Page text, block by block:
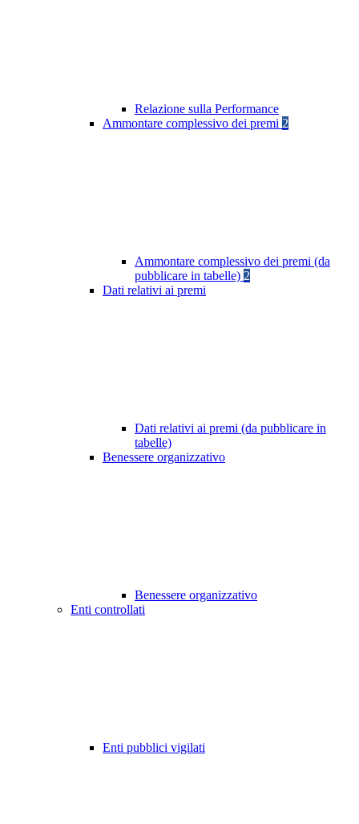
Relazione sulla Performance
Ammontare complessivo dei premi 2
Ammontare complessivo dei premi (da
pubblicare in tabelle) 2
Dati relativi ai premi
Dati relativi ai premi (da pubblicare in
tabelle)
Benessere organizzativo
Benessere organizzativo
Enti controllati
Enti pubblici vigilati